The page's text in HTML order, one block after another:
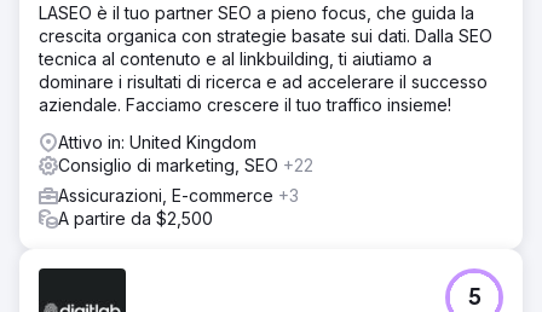
LASEO è il tuo partner SEO a pieno focus, che guida la
crescita organica con strategie basate sui dati. Dalla SEO
tecnica al contenuto e al linkbuilding, ti aiutiamo a
dominare i risultati di ricerca e ad accelerare il successo
aziendale. Facciamo crescere il tuo traffico insieme!
Attivo in: United Kingdom
Consiglio di marketing, SEO +22
Assicurazioni, E-commerce +3
A partire da $2,500
5